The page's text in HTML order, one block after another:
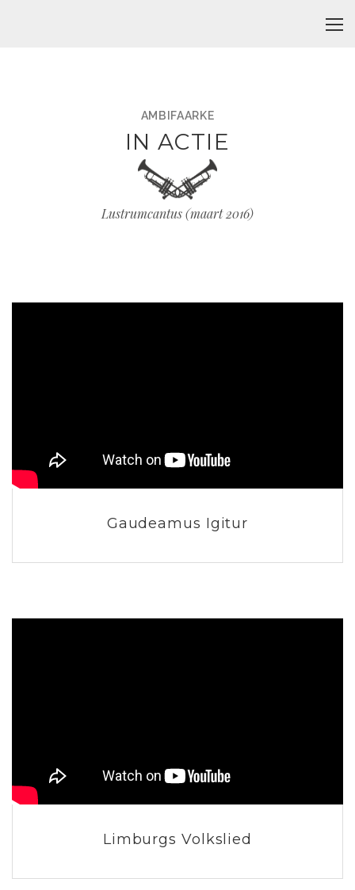
AMBIFAARKE
IN ACTIE
Lustrumcantus (maart 2016)
Gaudeamus Igitur
Limburgs Volkslied